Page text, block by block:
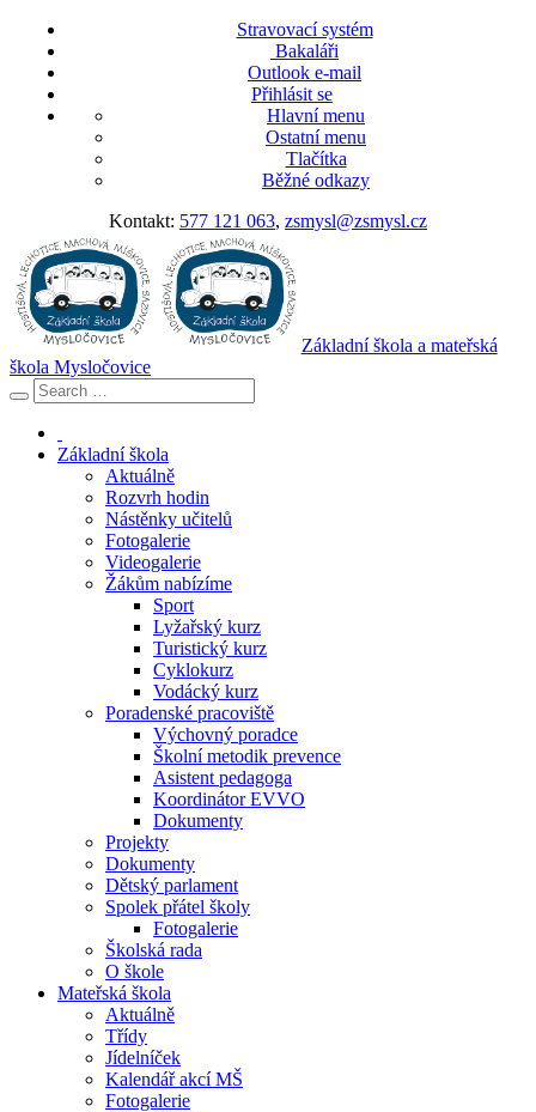
Stravovací systém
Bakaláři
Outlook e-mail
Přihlásit se
Hlavní menu
Ostatní menu
Tlačítka
Běžné odkazy
Kontakt: 577 121 063, zsmysl@zsmysl.cz
Základní škola a mateřská
škola Mysločovice
Základní škola
Aktuálně
Rozvrh hodin
Nástěnky učitelů
Fotogalerie
Videogalerie
Žákům nabízíme
Sport
Lyžařský kurz
Turistický kurz
Cyklokurz
Vodácký kurz
Poradenské pracoviště
Výchovný poradce
Školní metodik prevence
Asistent pedagoga
Koordinátor EVVO
Dokumenty
Projekty
Dokumenty
Dětský parlament
Spolek přátel školy
Fotogalerie
Školská rada
O škole
Mateřská škola
Aktuálně
Třídy
Jídelníček
Kalendář akcí MŠ
Fotogalerie